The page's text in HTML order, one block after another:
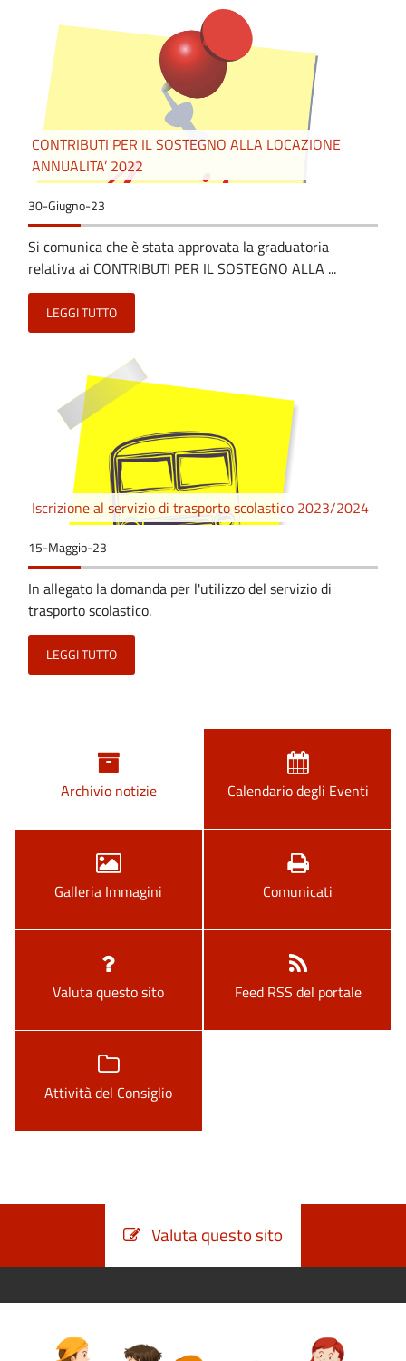
CONTRIBUTI PER IL SOSTEGNO ALLA LOCAZIONE
ANNUALITA’ 2022
30-Giugno-23
Si comunica che è stata approvata la graduatoria
relativa ai CONTRIBUTI PER IL SOSTEGNO ALLA ...
LEGGI TUTTO
Iscrizione al servizio di trasporto scolastico 2023/2024
15-Maggio-23
In allegato la domanda per l'utilizzo del servizio di
trasporto scolastico.
LEGGI TUTTO
Archivio notizie Calendario degli Eventi
Galleria Immagini Comunicati
Valuta questo sito Feed RSS del portale
Attività del Consiglio
Valuta questo sito